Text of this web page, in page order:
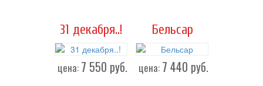
31 декабря..!
цена: 7 550 руб.
Бельсар
цена: 7 440 руб.